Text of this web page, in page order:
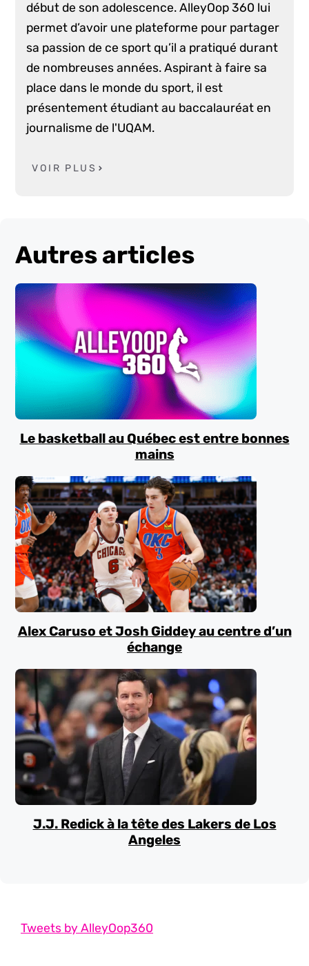
début de son adolescence. AlleyOop 360 lui
permet d’avoir une plateforme pour partager
sa passion de ce sport qu’il a pratiqué durant
de nombreuses années. Aspirant à faire sa
place dans le monde du sport, il est
présentement étudiant au baccalauréat en
journalisme de l'UQAM.
VOIR PLUS
Autres articles
Le basketball au Québec est entre bonnes
mains
Alex Caruso et Josh Giddey au centre d’un
échange
J.J. Redick à la tête des Lakers de Los
Angeles
Tweets by AlleyOop360